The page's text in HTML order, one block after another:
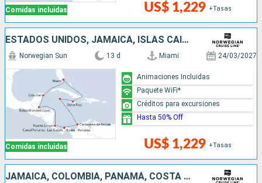
Comidas incluidas US$ 1,229 +Tasas
ESTADOS UNIDOS, JAMAICA, ISLAS CAIMÁN, COLOMBIA, PANAMÁ, COSTA RICA, BELICE, MÉXICO
Comidas incluidas
Norwegian Sun 13 d Miami 24/03/2027
US$ 1,229 +Tasas
Animaciones Incluidas
Paquete WiFi*
Créditos para excursiones
Hasta 50% Off
JAMAICA, COLOMBIA, PANAMÁ, COSTA RICA, BELICE, MÉXICO, ESTADOS UNIDOS